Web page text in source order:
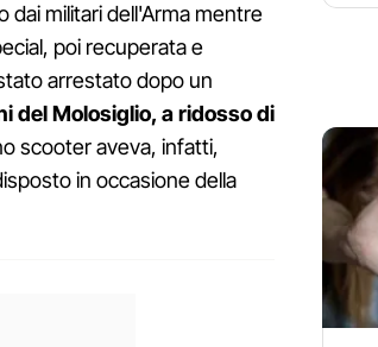
dai militari dell'Arma mentre
poi recuperata e
arrestato dopo un
del Molosiglio, a ridosso di
scooter aveva, infatti,
in occasione della